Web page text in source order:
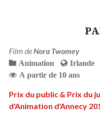
Film deNora Twomey
Animation Irlande
A partir de 10 ans
Prix du public & Prix du
d'Animation d'Annecy